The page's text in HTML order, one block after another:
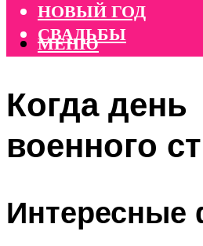
НОВЫЙ ГОД
СВАДЬБЫ
МЕНЮ
Когда день
военного
Интересные